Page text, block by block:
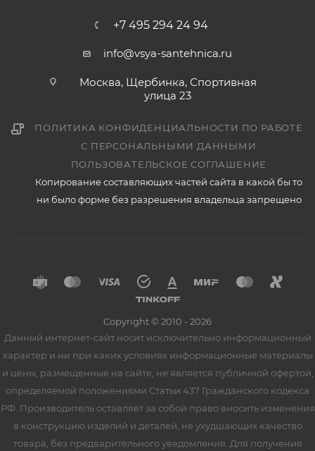
+7 495 294 24 94
info@vsya-santehnica.ru
Москва, Щербинка, Спортивная
улица 23
ПОЛИТИКА КОНФИДЕНЦИАЛЬНОСТИ ПО РАБОТЕ
С ПЕРСОНАЛЬНЫМИ ДАННЫМИ
ПОЛЬЗОВАТЕЛЬСКОЕ СОГЛАШЕНИЕ
Копирование составляющих частей сайта в какой бы то
ни было форме без разрешения владельца запрещено
Copyright © 2010 - 2026
Данный интернет-сайт носит исключительно информационный
характер и ни при каких условиях информационные материалы
и цены, размещенные на сайте, не является публичной офертой,
определяемой положениями Статьи 437 Гражданского кодекса
РФ. Производитель оставляет за собой право вносить изменения
в конструкцию изделий и деталей, не ухудшающих качество
товара, без предварительного уведомления. Для получения